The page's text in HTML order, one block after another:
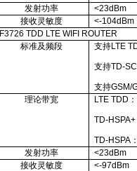
发射功率
<23dBm
接收灵敏度
<-104dBm
F3726 TDD LTE WIFI ROUTER
标准及频段
支持LTE
支持TD-
支持GSM/
理论带宽
LTE TDD
TD-HSPA+
TD-HSPA
发射功率
<23dBm
接收灵敏度
<-97dBm